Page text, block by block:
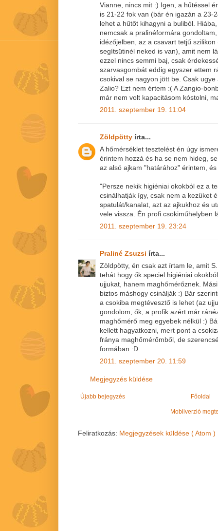
Vianne, nincs mit :) Igen, a hűtéssel
is 21-22 fok van (bár én igazán a 23-
lehet a hűtőt kihagyni a buliból.
nemcsak a pralinéformára
idézőjelben, az a csavart tetjű
segítsütinél neked is van), amit nem
ezzel nincs semmi baj, csak
szarvasgombát eddig egyszer ettem
csokival se nagyon jött be. Csak
Zalio? Ezt nem értem :( A Zangio-
már nem volt kapacitásom kóstolni,
2011. szeptember 19. 11:04
Zöldpötty írta...
A hőmérséklet tesztelést én úgy
érintem hozzá és ha se nem hideg,
az alsó ajkam "határához" érintem,
"Persze nekik higiéniai okokból ez a
csinálhatják így, csak nem a kezüket
spatulát/kanalat, azt az ajkukhoz és
vele vissza. Én profi csokiműhelyben
2011. szeptember 19. 23:24
Praliné Zsuzsi írta...
Zöldpötty, én csak azt írtam le, amit
tehát hogy ők speciel higiéniai
ujjukat, hanem maghőmérőznek.
biztos máshogy csinálják :) Bár
a csokiba megtévesztő is lehet (az
gondolom, ők, a profik azért már
maghőmérő meg egyebek nélkül :)
kellett hagyatkozni, mert pont a
fránya maghőmérőmből, de
formában :D
2011. szeptember 20. 11:59
Megjegyzés küldése
Újabb bejegyzés Főoldal
Mobilverzió
Feliratkozás: Megjegyzések küldése ( Atom )